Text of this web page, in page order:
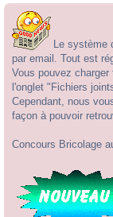
Le système
par email. Tout est
Vous pouvez
l'onglet "Fichiers
Cependant, nous
façon à pouvoir
Concours Bricolage